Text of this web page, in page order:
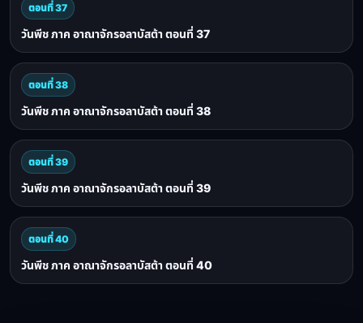
ตอนที่ 37
วันพีช ภาค อาณาจักรอลาบัสต้า ตอนที่ 37
ตอนที่ 38
วันพีช ภาค อาณาจักรอลาบัสต้า ตอนที่ 38
ตอนที่ 39
วันพีช ภาค อาณาจักรอลาบัสต้า ตอนที่ 39
ตอนที่ 40
วันพีช ภาค อาณาจักรอลาบัสต้า ตอนที่ 40